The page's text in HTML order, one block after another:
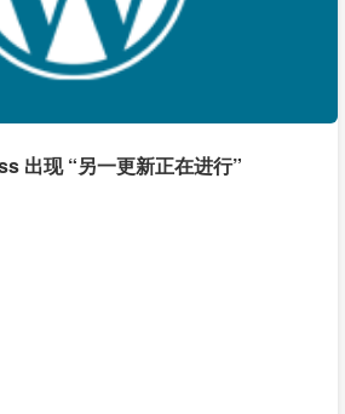
出现 “另一更新正在进行”